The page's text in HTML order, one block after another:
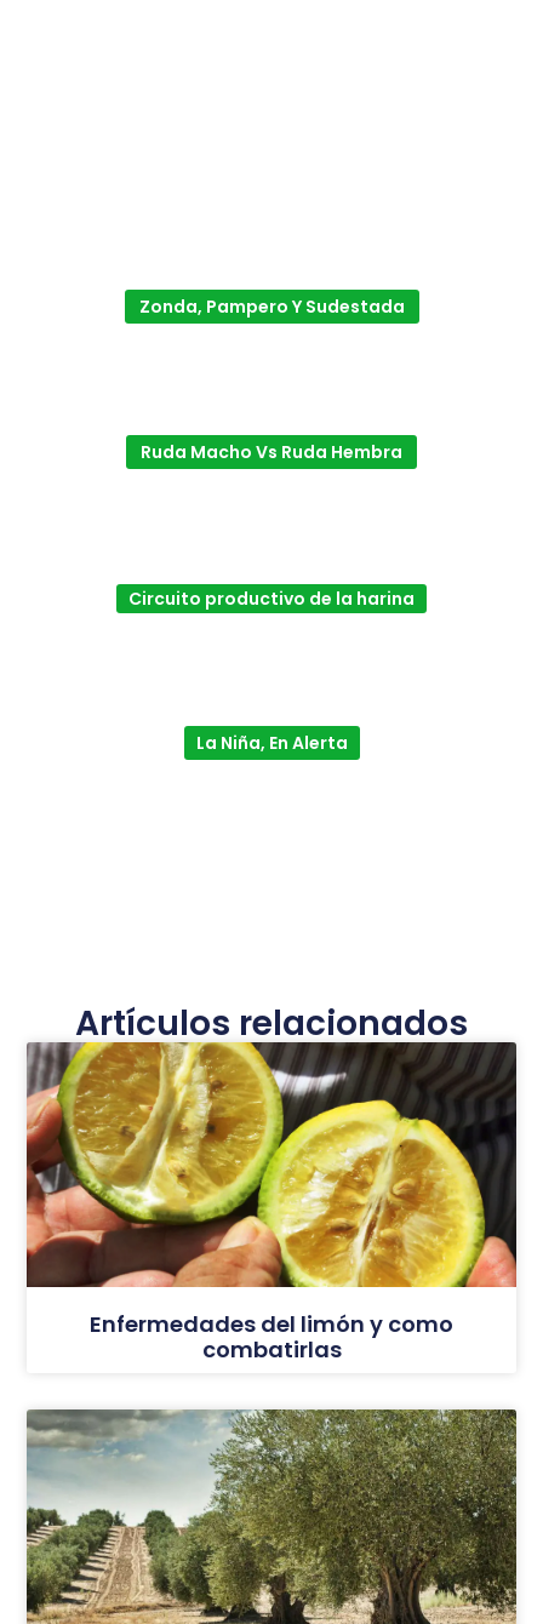
Zonda, Pampero Y Sudestada
Ruda Macho Vs Ruda Hembra
Circuito productivo de la harina
La Niña, En Alerta
Artículos relacionados
Enfermedades del limón y como
combatirlas